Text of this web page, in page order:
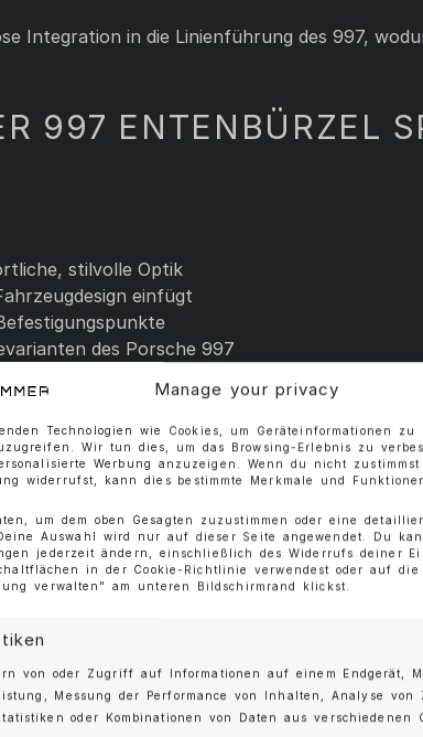
Manage your privacy
Technologien wie Cookies, um Geräteinformationen zu
Wir tun dies, um das Browsing-Erlebnis zu
Werbung anzuzeigen. Wenn du nicht zustimmst
widerrufst, kann dies bestimmte Merkmale und
um dem oben Gesagten zuzustimmen oder eine
Auswahl wird nur auf dieser Seite angewendet. Du
jederzeit ändern, einschließlich des Widerrufs deiner
in der Cookie-Richtlinie verwendest oder auf die
verwalten" am unteren Bildschirmrand klickst.
von oder Zugriff auf Informationen auf einem Endgerät,
Messung der Performance von Inhalten, Analyse von
oder Kombinationen von Daten aus verschiedenen
Integration in die Linienführung des 997,
997 ENTENBÜRZEL
stilvolle Optik
einfügt
des Porsche 997
ein exklusives Design-Upgrade, das
Komponenten standardmäßig an den